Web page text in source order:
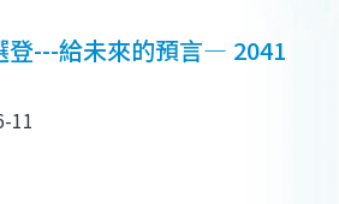
登---給未來的預言— 2041
11